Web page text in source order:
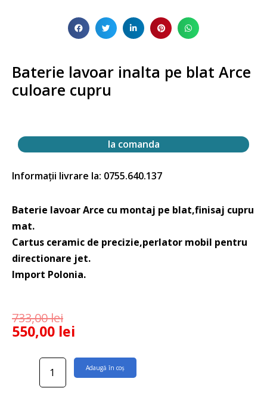
Baterie lavoar inalta pe blat Arce
culoare cupru
la comanda
Informații livrare la: 0755.640.137
Baterie lavoar Arce cu montaj pe blat,finisaj cupru
mat.
Cartus ceramic de precizie,perlator mobil pentru
directionare jet.
Import Polonia.
733,00lei
550,00 lei
Cantitate
lavoar
Adaugă în coș